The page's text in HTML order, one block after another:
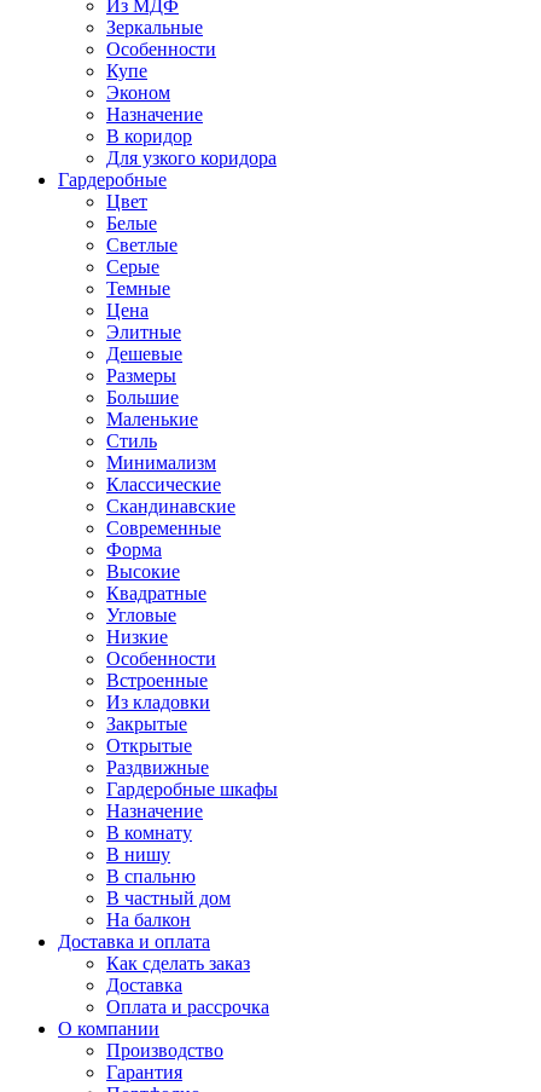
Из МДФ
Зеркальные
Особенности
Купе
Эконом
Назначение
В коридор
Для узкого коридора
Гардеробные
Цвет
Белые
Светлые
Серые
Темные
Цена
Элитные
Дешевые
Размеры
Большие
Маленькие
Стиль
Минимализм
Классические
Скандинавские
Современные
Форма
Высокие
Квадратные
Угловые
Низкие
Особенности
Встроенные
Из кладовки
Закрытые
Открытые
Раздвижные
Гардеробные шкафы
Назначение
В комнату
В нишу
В спальню
В частный дом
На балкон
Доставка и оплата
Как сделать заказ
Доставка
Оплата и рассрочка
О компании
Производство
Гарантия